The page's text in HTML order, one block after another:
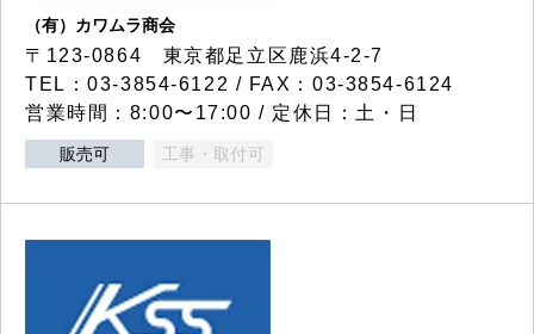
（有）カワムラ商会
〒123-0864 東京都足立区鹿浜4-2-7
TEL：03-3854-6122 / FAX：03-3854-6124
営業時間：8:00〜17:00 / 定休日：土・日
販売可 工事・取付可